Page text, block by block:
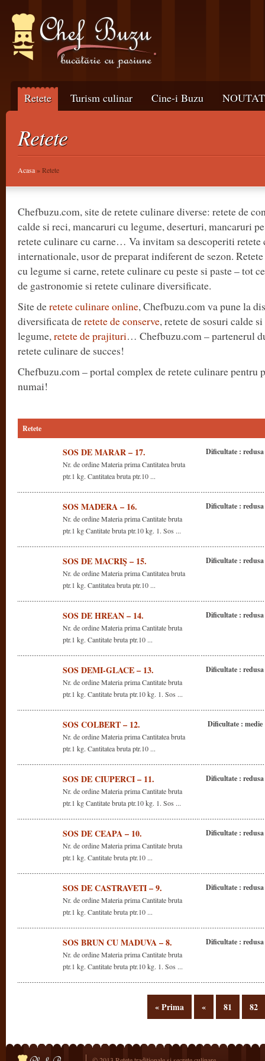
Retete Turism culinar Cine-i Buzu
Retete
Acasa» Retete
Chefbuzu.com, site de retete culinare diverse: retete de
calde si reci, mancaruri cu legume, deserturi, mancaruri
retete culinare cu carne… Va invitam sa descoperiti
internationale, usor de preparat indiferent de sezon.
cu legume si carne, retete culinare cu peste si paste – tot
de gastronomie si retete culinare diversificate.
Site deretete culinare online, Chefbuzu.com va pune la
diversificata deretete de conserve, retete de sosuri calde
legume,retete de prajituri… Chefbuzu.com – partenerul
retete culinare de succes!
Chefbuzu.com – portal complex de retete culinare pentru
numai!
Retete
SOS DE MARAR – 17.
Nr. de ordine Materia prima Cantitatea bruta
ptr.1 kg. Cantitatea bruta ptr.10 ...
Dificultate : redusa
SOS MADERA – 16.
Nr. de ordine Materia prima Cantitate bruta
ptr.1 kg Cantitate bruta ptr.10 kg. 1. Sos ...
Dificultate : redusa
SOS DE MACRIŞ – 15.
Nr. de ordine Materia prima Cantitatea bruta
ptr.1 kg. Cantitatea bruta ptr.10 ...
Dificultate : redusa
SOS DE HREAN – 14.
Nr. de ordine Materia prima Cantitate bruta
ptr.1 kg. Cantitate bruta ptr.10 ...
Dificultate : redusa
SOS DEMI-GLACE – 13.
Nr. de ordine Materia prima Cantitate bruta
ptr.1 kg. Cantitate bruta ptr.10 kg. 1. Sos ...
Dificultate : redusa
SOS COLBERT – 12.
Nr. de ordine Materia prima Cantitatea bruta
ptr.1 kg. Cantitatea bruta ptr.10 ...
Dificultate : medie
SOS DE CIUPERCI – 11.
Nr. de ordine Materia prima Cantitate bruta
ptr.1 kg Cantitate bruta ptr.10 kg. 1. Sos ...
Dificultate : redusa
SOS DE CEAPA – 10.
Nr. de ordine Materia prima Cantitate bruta
ptr.1 kg. Cantitate bruta ptr.10 ...
Dificultate : redusa
SOS DE CASTRAVETI – 9.
Nr. de ordine Materia prima Cantitate bruta
ptr.1 kg. Cantitate bruta ptr.10 ...
Dificultate : redusa
SOS BRUN CU MADUVA – 8.
Nr. de ordine Materia prima Cantitate bruta
ptr.1 kg. Cantitate bruta ptr.10 kg. 1. Sos ...
Dificultate : redusa
« Prima « 81 82